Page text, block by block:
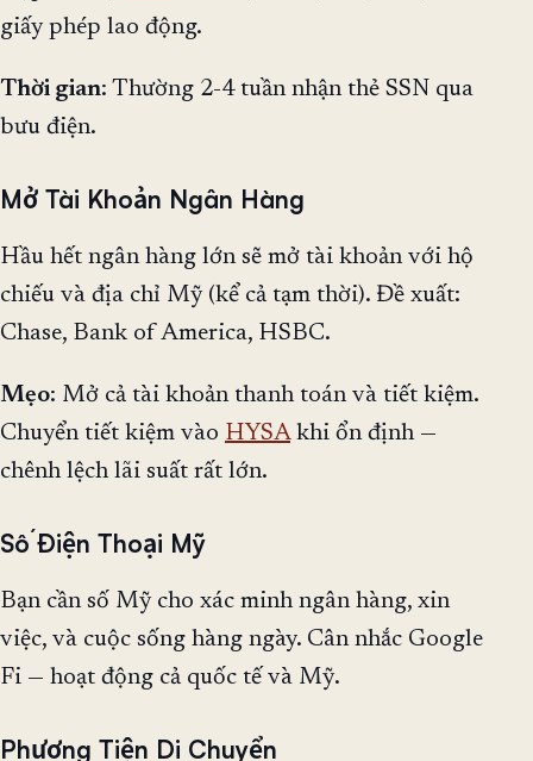
giấy phép lao động.
Thời gian: Thường 2-4 tuần nhận thẻ SSN qua
bưu điện.
Mở Tài Khoản Ngân Hàng
Hầu hết ngân hàng lớn sẽ mở tài khoản với hộ
chiếu và địa chỉ Mỹ (kể cả tạm thời). Đề xuất:
Chase, Bank of America, HSBC.
Mẹo: Mở cả tài khoản thanh toán và tiết kiệm.
Chuyển tiết kiệm vào HYSAkhi ổn định —
chênh lệch lãi suất rất lớn.
Số Điện Thoại Mỹ
Bạn cần số Mỹ cho xác minh ngân hàng, xin
việc, và cuộc sống hàng ngày. Cân nhắc Google
Fi — hoạt động cả quốc tế và Mỹ.
Phương Tiện Di Chuyển